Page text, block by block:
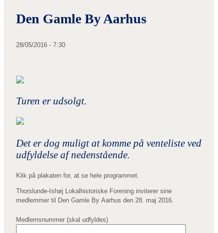
Den Gamle By Aarhus
28/05/2016 - 7:30
Turen er udsolgt.
Det er dog muligt at komme på venteliste ved
udfyldelse af nedenstående.
Klik på plakaten for, at se hele programmet.
Thorslunde-Ishøj Lokalhistoriske Forening inviterer sine
medlemmer til Den Gamle By Aarhus den 28. maj 2016.
Medlemsnummer (skal udfyldes)